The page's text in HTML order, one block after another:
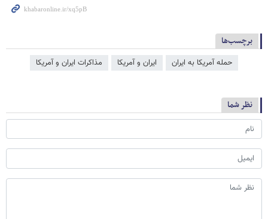
برچسب‌ها
حمله آمریکا به ایران ایران و آمریکا مذاکرات ایران و آمریکا
نظر شما